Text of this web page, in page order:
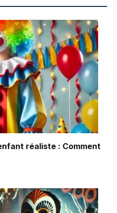
réaliste : Comment